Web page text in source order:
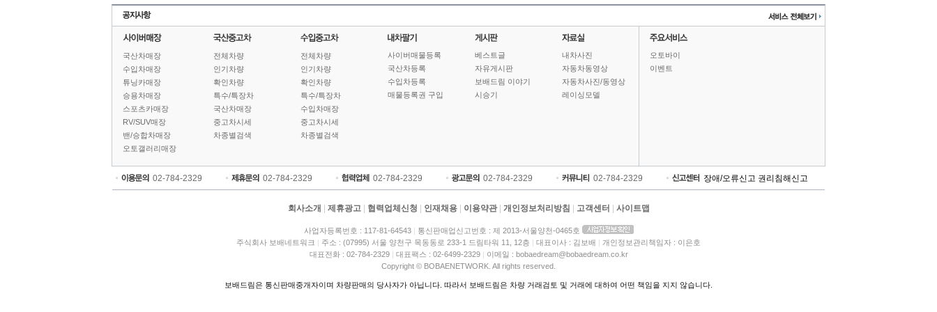
국산차매장
수입차매장
튜닝카매장
승용차매장
스포츠카매장
RV/SUV매장
밴/승합차매장
오토갤러리매장
전체차량
인기차량
확인차량
특수/특장차
국산차매장
중고차시세
차종별검색
전체차량
인기차량
확인차량
특수/특장차
수입차매장
중고차시세
차종별검색
사이버매물등록
국산차등록
수입차등록
매물등록권 구입
베스트글
자유게시판
보배드림 이야기
시승기
내차사진
자동차동영상
자동차사진/동영상
레이싱모델
오토바이
이벤트
02-784-2329 02-784-2329 02-784-2329 02-784-2329 02-784-2329 장애/오류신고 권리침해신고
회사소개 제휴광고 협력업체신청 인재채용 이용약관 개인정보처리방침 고객센터 사이트맵
사업자등록번호 : 117-81-64543
통신판매업신고번호 : 제 2013-서울양천-0465호
주식회사 보배네트워크
주소 : (07995) 서울 양천구 목동동로 233-1 드림타워 11, 12층 대표이사 : 김보배
개인정보관리책임자 : 이은호
대표전화 : 02-784-2329
대표팩스 : 02-6499-2329
이메일 : bobaedream@bobaedream.co.kr
Copyright © BOBAENETWORK. All rights reserved.
보배드림은 통신판매중개자이며 차량판매의 당사자가 아닙니다. 따라서 보배드림은 차량 거래검토 및 거래에 대하여 어떤 책임을 지지 않습니다.